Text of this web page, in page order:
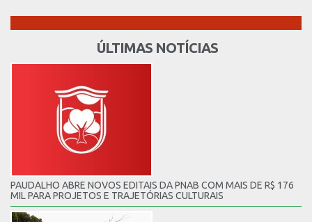
ÚLTIMAS NOTÍCIAS
PAUDALHO ABRE NOVOS EDITAIS DA PNAB COM MAIS DE R$ 176
MIL PARA PROJETOS E TRAJETÓRIAS CULTURAIS